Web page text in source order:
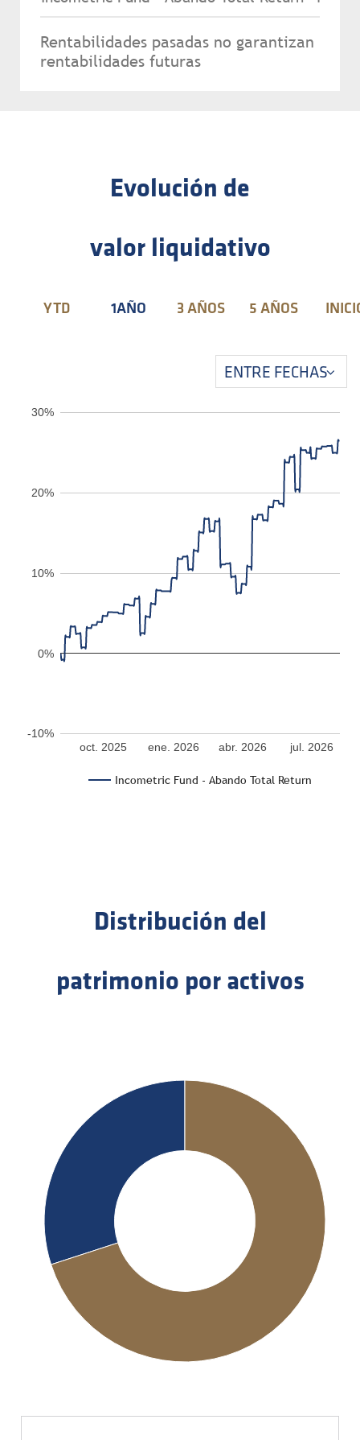
Rentabilidades pasadas no garantizan
rentabilidades futuras
Evolución de
valor liquidativo
YTD 1AÑO 3 AÑOS 5 AÑOS
Incometric Fund - Abando Total Return
oct. 2025 ene. 2026 abr. 2026 jul. 2026
-10%
0%
10%
20%
30%
Distribución del
patrimonio por activos